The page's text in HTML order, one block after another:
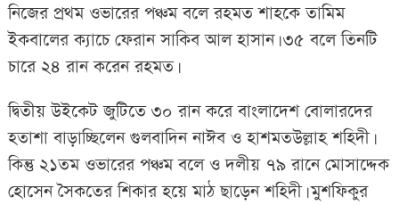
নিজের প্রথম ওভারের পঞ্চম বলে রহমত শাহকে তামিম
ইকবালের ক্যাচে ফেরান সাকিব আল হাসান। ৩৫ বলে তিনটি
চারে ২৪ রান করেন রহমত।
দ্বিতীয় উইকেট জুটিতে ৩০ রান করে বাংলাদেশ বোলারদের
হতাশা বাড়াচ্ছিলেন গুলবাদিন নাঈব ও হাশমতউল্লাহ শহিদী।
কিন্তু ২১তম ওভারের পঞ্চম বলে ও দলীয় ৭৯ রানে মোসাদ্দেক
হোসেন সৈকতের শিকার হয়ে মাঠ ছাড়েন শহিদী। মুশফিকুর